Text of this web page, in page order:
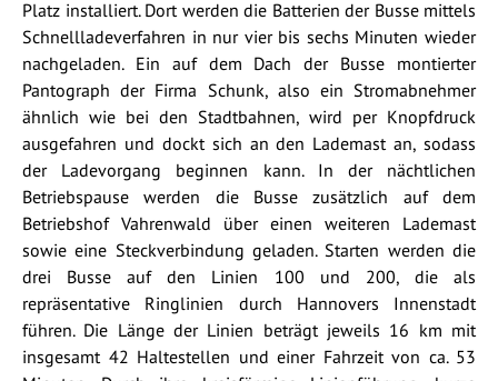
Platz installiert. Dort werden die Batterien der Busse mittels
Schnellladeverfahren in nur vier bis sechs Minuten wieder
nachgeladen. Ein auf dem Dach der Busse montierter
Pantograph der Firma Schunk, also ein Stromabnehmer
ähnlich wie bei den Stadtbahnen, wird per Knopfdruck
ausgefahren und dockt sich an den Lademast an, sodass
der Ladevorgang beginnen kann. In der nächtlichen
Betriebspause werden die Busse zusätzlich auf dem
Betriebshof Vahrenwald über einen weiteren Lademast
sowie eine Steckverbindung geladen. Starten werden die
drei Busse auf den Linien 100 und 200, die als
repräsentative Ringlinien durch Hannovers Innenstadt
führen. Die Länge der Linien beträgt jeweils 16 km mit
insgesamt 42 Haltestellen und einer Fahrzeit von ca. 53